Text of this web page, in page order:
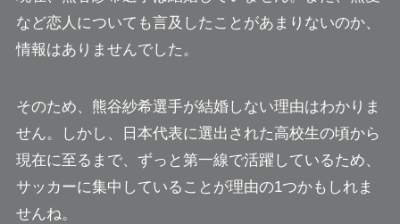
など恋人についても言及したことがあまりないのか、
情報はありませんでした。
そのため、熊谷紗希選手が結婚しない理由はわかりま
せん。しかし、日本代表に選出された高校生の頃から
現在に至るまで、ずっと第一線で活躍しているため、
サッカーに集中していることが理由の1つかもしれま
せんね。